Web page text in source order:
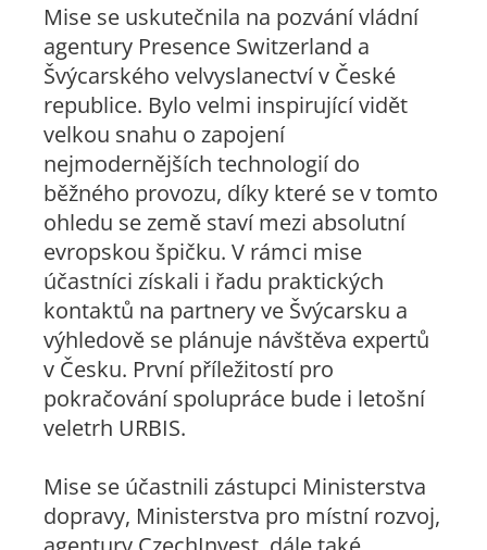
Mise se uskutečnila na pozvání vládní
agentury Presence Switzerland a
Švýcarského velvyslanectví v České
republice. Bylo velmi inspirující vidět
velkou snahu o zapojení
nejmodernějších technologií do
běžného provozu, díky které se v tomto
ohledu se země staví mezi absolutní
evropskou špičku. V rámci mise
účastníci získali i řadu praktických
kontaktů na partnery ve Švýcarsku a
výhledově se plánuje návštěva expertů
v Česku. První příležitostí pro
pokračování spolupráce bude i letošní
veletrh URBIS.
Mise se účastnili zástupci Ministerstva
dopravy, Ministerstva pro místní rozvoj,